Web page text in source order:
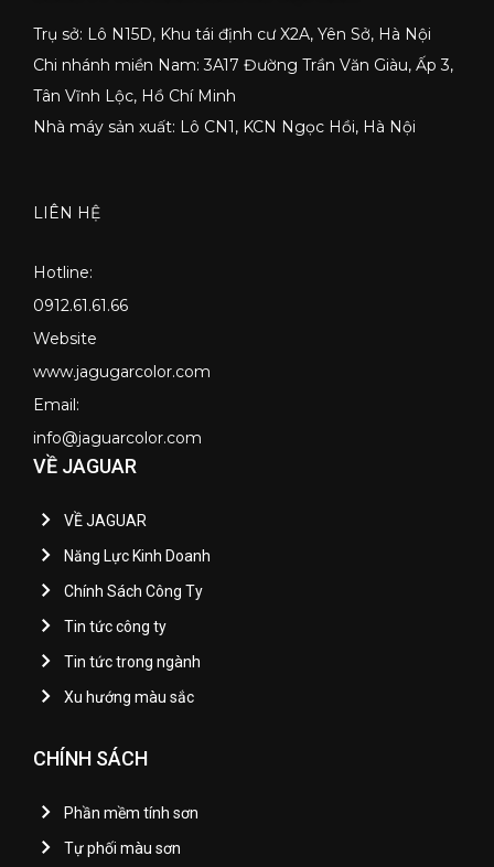
Trụ sở: Lô N15D, Khu tái định cư X2A, Yên Sở, Hà Nội
Chi nhánh miền Nam: 3A17 Đường Trần Văn Giàu, Ấp 3,
Tân Vĩnh Lộc, Hồ Chí Minh
Nhà máy sản xuất: Lô CN1, KCN Ngọc Hồi, Hà Nội
LIÊN HỆ
Hotline:
0912.61.61.66
Website
www.jagugarcolor.com
Email:
info@jaguarcolor.com
VỀ JAGUAR
VỀ JAGUAR
Năng Lực Kinh Doanh
Chính Sách Công Ty
Tin tức công ty
Tin tức trong ngành
Xu hướng màu sắc
CHÍNH SÁCH
Phần mềm tính sơn
Tự phối màu sơn